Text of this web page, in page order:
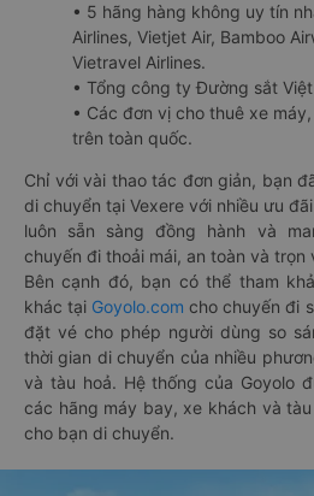
• 5 hãng hàng không uy tín
Airlines, Vietjet Air, Bamboo
Vietravel Airlines.
• Tổng công ty Đường sắt
• Các đơn vị cho thuê xe
trên toàn quốc.
Chỉ với vài thao tác đơn giản, bạn
di chuyển tại Vexere với nhiều ưu
luôn sẵn sàng đồng hành và
chuyến đi thoải mái, an toàn và trọn
Bên cạnh đó, bạn có thể tham
khác tại Goyolo.com cho chuyến đi
đặt vé cho phép người dùng so
thời gian di chuyển của nhiều
và tàu hoả. Hệ thống của Goyolo
các hãng máy bay, xe khách và
cho bạn di chuyển.